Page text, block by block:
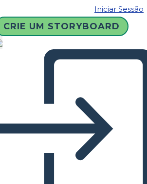
Iniciar Sessão
CRIE UM STORYBOARD